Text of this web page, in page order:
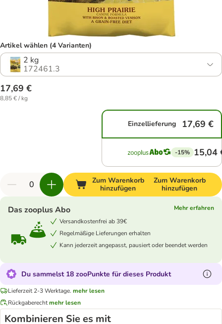
Artikel wählen (4 Varianten)
2 kg
172461.3
17,69 €
8,85 € / kg
Einzellieferung 17,69 €
-15% 15,04
Zum Warenkorb
hinzufügen
Zum Warenkorb
hinzufügen
Das zooplus Abo
Mehr erfahren
Versandkostenfrei ab 39€
Regelmäßige Lieferungen erhalten
Kann jederzeit angepasst, pausiert oder beendet werden
Du sammelst 18 zooPunkte für dieses Produkt
Lieferzeit 2-3 Werktage. mehr lesen
Rückgaberechtmehr lesen
Kombinieren Sie es mit